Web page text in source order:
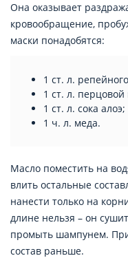
Она оказывает
кровообращение,
маски понадобятся:
1 ст. л.
1 ст. л. перцовой
1 ст. л. сока алоэ;
1 ч. л. меда.
Масло поместить на
влить остальные
нанести только на
длине нельзя – он
промыть шампунем.
состав раньше.